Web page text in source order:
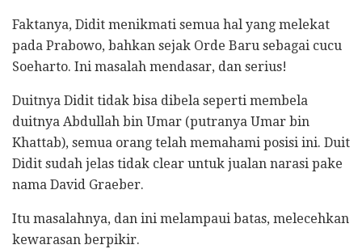
Faktanya, Didit menikmati semua hal yang melekat
pada Prabowo, bahkan sejak Orde Baru sebagai cucu
Soeharto. Ini masalah mendasar, dan serius!
Duitnya Didit tidak bisa dibela seperti membela
duitnya Abdullah bin Umar (putranya Umar bin
Khattab), semua orang telah memahami posisi ini. Duit
Didit sudah jelas tidak clear untuk jualan narasi pake
nama David Graeber.
Itu masalahnya, dan ini melampaui batas, melecehkan
kewarasan berpikir.